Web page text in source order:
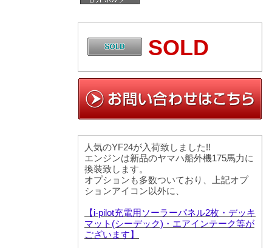
SOLD
人気のYF24が入荷致しました!!
エンジンは新品のヤマハ船外機175馬力に
換装致します。
オプションも多数ついており、上記オプ
ションアイコン以外に、
【i-pilot充電用ソーラーパネル2枚・デッキ
マット(シーデック)・エアインテーク等が
ございます】